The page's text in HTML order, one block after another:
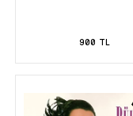
900 TL